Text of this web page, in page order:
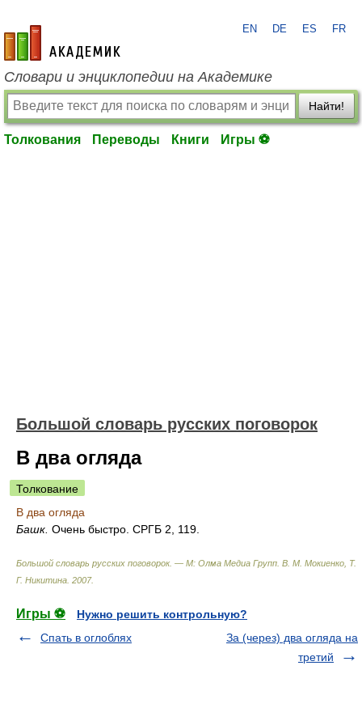
academic.ru
EN DE ES FR
Словари и энциклопедии на Академике
Найти!
Толкования Переводы Книги Игры ⚽
Большой словарь русских поговорок
В два огляда
Толкование
В два огляда
Башк. Очень быстро. СРГБ 2, 119.
Большой словарь русских поговорок. — М: Олма Медиа Групп В. М. Мокиенко, Т.
Г. Никитина 2007.
Игры ⚽
Нужно решить контрольную?
Спать в оглоблях
За (через) два огляда на
третий